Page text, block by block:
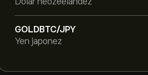
GOLDBTC/JPY
Yen japonez